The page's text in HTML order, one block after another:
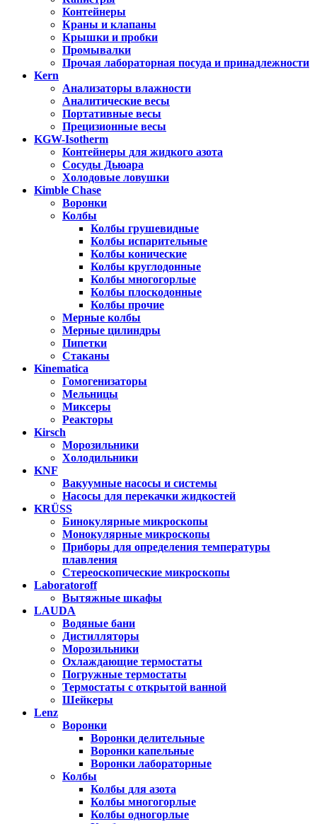
Контейнеры
Краны и клапаны
Крышки и пробки
Промывалки
Прочая лабораторная посуда и принадлежности
Kern
Анализаторы влажности
Аналитические весы
Портативные весы
Прецизионные весы
KGW-Isotherm
Контейнеры для жидкого азота
Сосуды Дьюара
Холодовые ловушки
Kimble Chase
Воронки
Колбы
Колбы грушевидные
Колбы испарительные
Колбы конические
Колбы круглодонные
Колбы многогорлые
Колбы плоскодонные
Колбы прочие
Мерные колбы
Мерные цилиндры
Пипетки
Стаканы
Kinematica
Гомогенизаторы
Мельницы
Миксеры
Реакторы
Kirsch
Морозильники
Холодильники
KNF
Вакуумные насосы и системы
Насосы для перекачки жидкостей
KRÜSS
Бинокулярные микроскопы
Монокулярные микроскопы
Приборы для определения температуры
плавления
Стереоскопические микроскопы
Laboratoroff
Вытяжные шкафы
LAUDA
Водяные бани
Дистилляторы
Морозильники
Охлаждающие термостаты
Погружные термостаты
Термостаты с открытой ванной
Шейкеры
Lenz
Воронки
Воронки делительные
Воронки капельные
Воронки лабораторные
Колбы
Колбы для азота
Колбы многогорлые
Колбы одногорлые